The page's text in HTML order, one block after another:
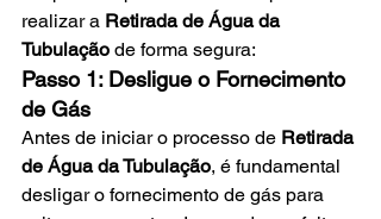
realizar a Retirada de Água da
Tubulação de forma segura:
Passo 1: Desligue o Fornecimento
de Gás
Antes de iniciar o processo de Retirada
de Água da Tubulação, é fundamental
desligar o fornecimento de gás para